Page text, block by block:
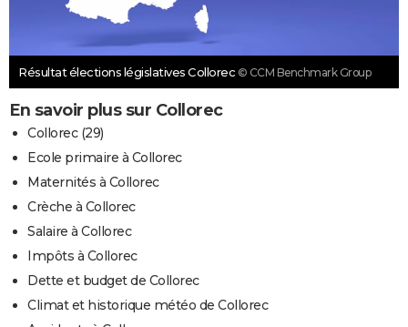
Résultat élections législatives Collorec © CCM Benchmark Group
En savoir plus sur Collorec
Collorec (29)
Ecole primaire à Collorec
Maternités à Collorec
Crèche à Collorec
Salaire à Collorec
Impôts à Collorec
Dette et budget de Collorec
Climat et historique météo de Collorec